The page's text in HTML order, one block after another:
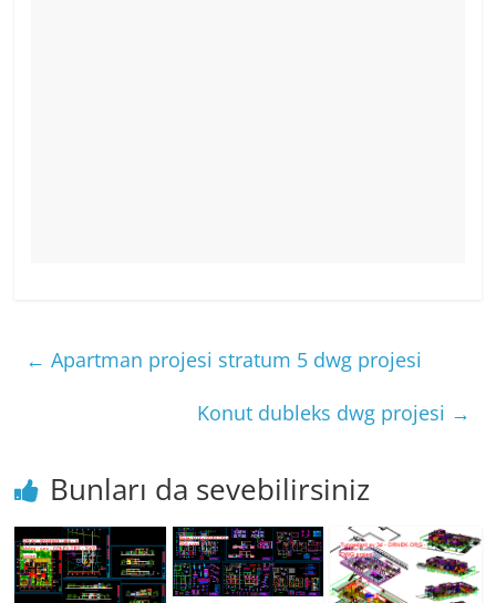
← Apartman projesi stratum 5 dwg projesi
Konut dubleks dwg projesi →
Bunları da sevebilirsiniz